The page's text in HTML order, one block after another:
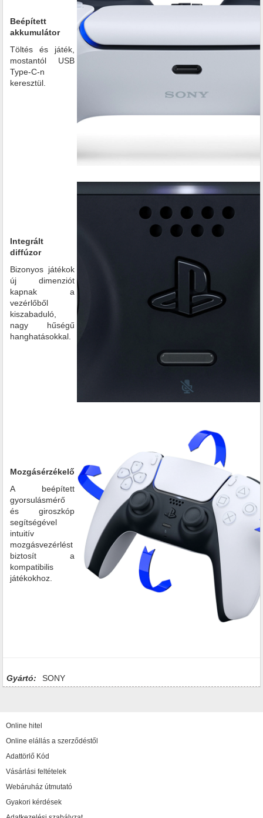
Beépített
akkumulátor
Töltés és játék,
mostantól USB
Type-C-n
keresztül.
Integrált
diffúzor
Bizonyos játékok
új dimenziót
kapnak a
vezérlőből
kiszabaduló,
nagy hűségű
hanghatásokkal.
Mozgásérzékelő
A beépített
gyorsulásmérő
és giroszkóp
segítségével
intuitív
mozgásvezérlést
biztosít a
kompatibilis
játékokhoz.
Gyártó: SONY
Online hitel
Online elállás a szerződéstől
Adattörlő Kód
Vásárlási feltételek
Webáruház útmutató
Gyakori kérdések